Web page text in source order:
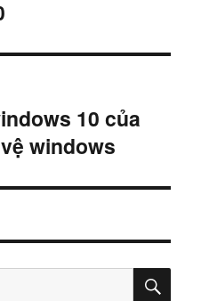
10 của
windows
TÌM